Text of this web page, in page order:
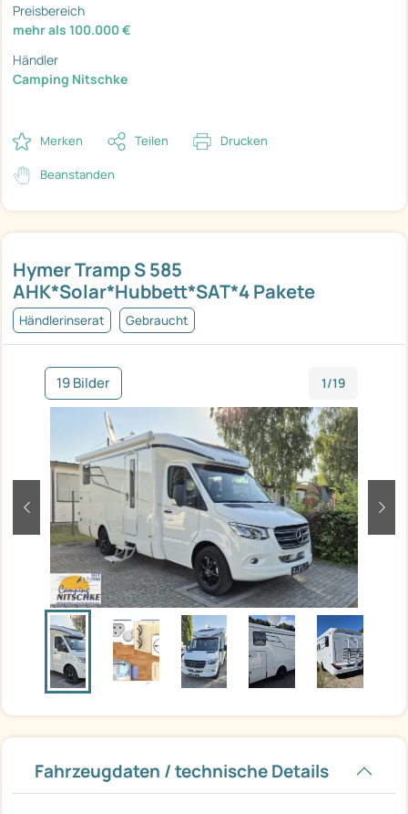
Hymer Tramp S 585
AHK*Solar*Hubbett*SAT*4 Pakete
Händlerinserat Gebraucht
19 Bilder 1/19
zurück
Fahrzeugdaten / technische Details
Preisbereich
mehr als 100.000 €
Händler
Camping Nitschke
Merken Teilen Drucken
Beanstanden